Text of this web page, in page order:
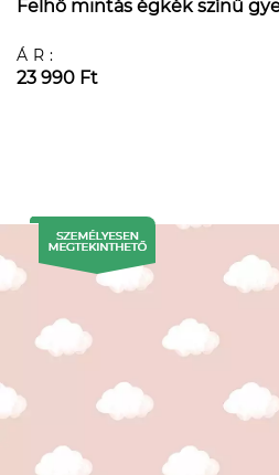
Felhő mintás égkék színű
ÁR:
23 990 Ft